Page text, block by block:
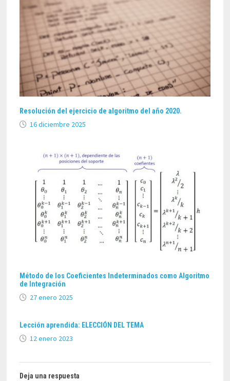
Resolución del ejercicio de algoritmo del año 2020.
16 diciembre 2025
Método de los Coeficientes Indeterminados como Algoritmo
de Integración
27 enero 2025
Lección aprendida: ELECCIÓN DEL TEMA
12 enero 2023
Deja una respuesta